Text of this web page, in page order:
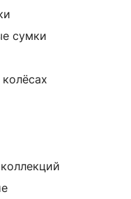
сумки